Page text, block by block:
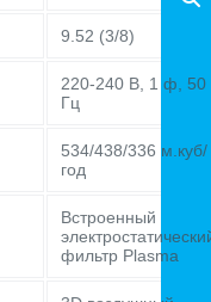
9.52 (3/8)
220-240 В, 1 ф, 50
Гц
534/438/336 м.куб/
год
Встроенный
фильтр Plasma